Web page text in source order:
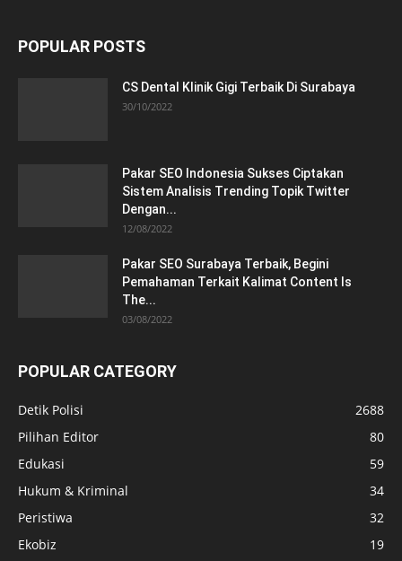
POPULAR POSTS
CS Dental Klinik Gigi Terbaik Di Surabaya
30/10/2022
Pakar SEO Indonesia Sukses Ciptakan
Sistem Analisis Trending Topik Twitter
Dengan...
12/08/2022
Pakar SEO Surabaya Terbaik, Begini
Pemahaman Terkait Kalimat Content Is
The...
03/08/2022
POPULAR CATEGORY
Detik Polisi
2688
Pilihan Editor
80
Edukasi
59
Hukum & Kriminal
34
Peristiwa
32
Ekobiz
19